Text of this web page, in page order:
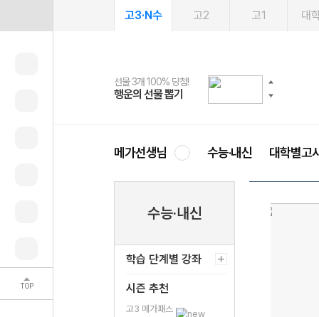
TOP
고3·N수 고2 고1 대
선물 3개 100% 당첨!
행운의 선물 뽑기
선물 100% 증정!
메가스터디 X 올리브
여름방학 스터디 캐시백
메가런 썸머스쿨
2027 러셀 단과
강사 공개선발
스마트러닝앱
설문 EVENT
메가패스
3일 무료 체험권
메가패스 수강생 무료혜택!
메가클럽 멤버십
사회공헌 캠페인
희망이룸 메가나눔
메가선생님 수능·내신 대학별고
수능·내신
학습 단계별 강좌
시즌 추천
고3 메가패스